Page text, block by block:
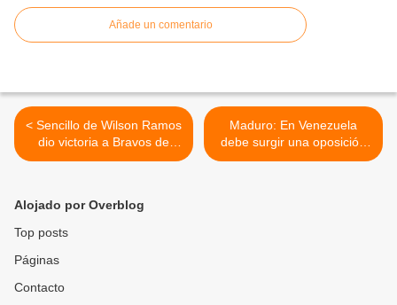
Añade un comentario
< Sencillo de Wilson Ramos
dio victoria a Bravos de
Margarita contra Tigres de
Maduro: En Venezuela
debe surgir una oposición
que no este sometida al
Alojado por Overblog
Top posts
Páginas
Contacto